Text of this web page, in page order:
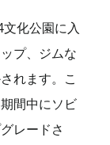
化公園に入
プ、ジムな
れます。こ
間中にソビ
レードさ